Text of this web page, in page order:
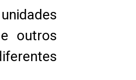
outros